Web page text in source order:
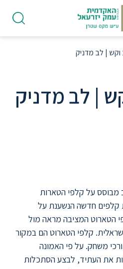
| לב מדניק
| לב מדניק
מבוסס על קלפי הטארות
קלפים חדשה הנשענת על
הטארוט המציבה מראה מול
קלפי הטארוט הם במקור
משחק. על פי האמונה
את העתיד, לבצע הסתכלות